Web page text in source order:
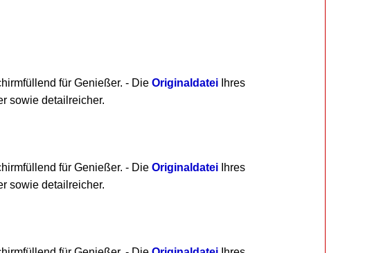
für Genießer. - Die OriginaldateiIhres
sowie detailreicher.
für Genießer. - Die OriginaldateiIhres
sowie detailreicher.